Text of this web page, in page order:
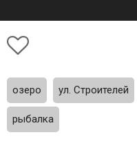
озеро ул. Строителей
рыбалка